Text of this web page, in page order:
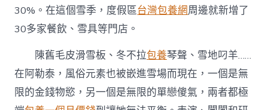
30%。在這個雪季，度假區台灣包養網周邊就新增了
30多家餐飲、雪具等門店。
陳舊毛皮滑雪板、冬不拉包養琴聲、雪地叼羊……
在阿勒泰，風俗元素也被嵌進雪場而現在，一個是無
限的金錢物慾，另一個是無限的單戀傻氣，兩者都極